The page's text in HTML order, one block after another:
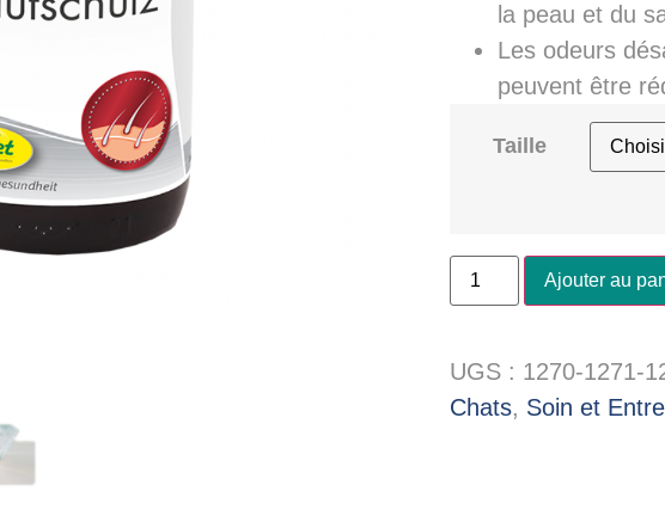
la peau et du
Les odeurs
peuvent être
Taille
Ajouter au
UGS : 1270-1271-
Chats, Soin et